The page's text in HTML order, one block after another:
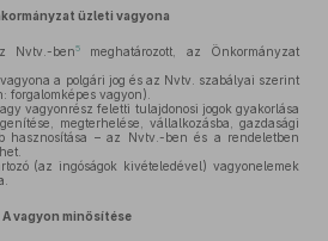
üzleti vagyona
Nvtv.-ben5meghatározott, az Önkormányzat
a polgári jog és az Nvtv. szabályai szerint
forgalomképes vagyon).
vagyonrész feletti tulajdonosi jogok gyakorlása
megterhelése, vállalkozásba, gazdasági
hasznosítása – az Nvtv.-ben és a rendeletben
(az ingóságok kivételedével) vagyonelemek
A vagyon minősítése